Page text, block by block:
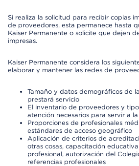
Si realiza la solicitud para recibir copias
de proveedores, esta permanece hasta
Kaiser Permanente o solicite que dejen
impresas.
Kaiser Permanente considera los
elaborar y mantener las redes de
Tamaño y datos demográficos de
prestará servicio
El inventario de proveedores y
atención necesarios para servir a
Proporciones de profesionales
estándares de acceso geográfico
Aplicación de criterios de
otras cosas, capacitación
profesional, autorización del
referencias profesionales